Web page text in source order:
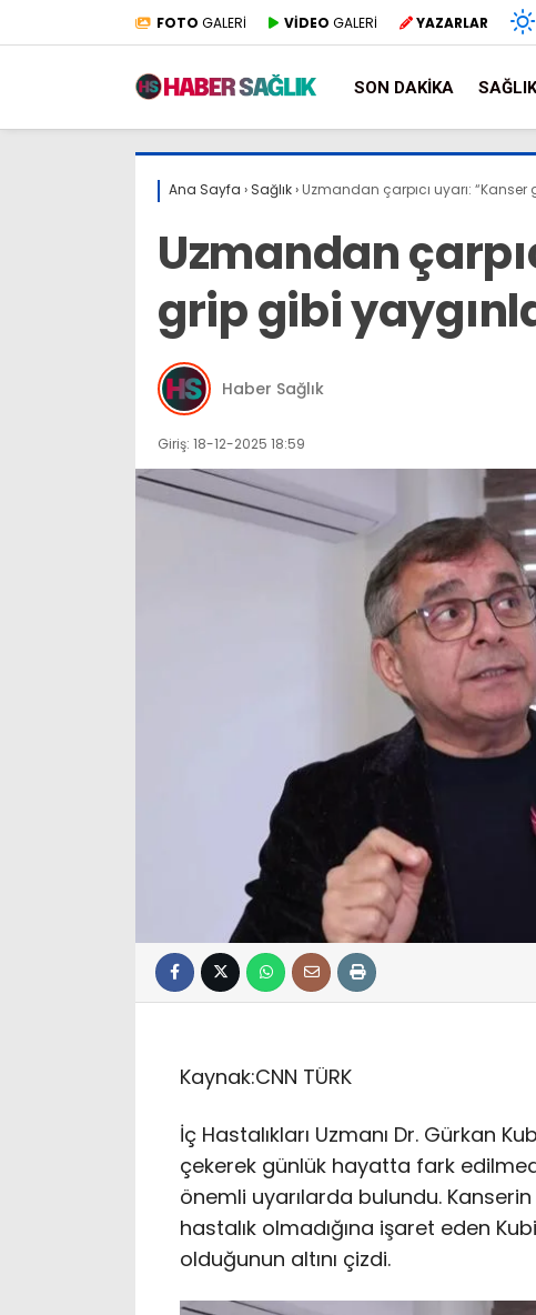
FOTO GALERİ VİDEO GALERİ YAZARLAR
SON DAKIKA SAĞLIK
Ana Sayfa › Sağlık› Uzmandan çarpıcı uyarı:
Uzmandan
grip gibi
Haber Sağlık
Giriş: 18-12-2025 18:59
Kaynak:CNN TÜRK
İç Hastalıkları Uzmanı Dr. Gürkan
çekerek günlük hayatta fark
önemli uyarılarda bulundu.
hastalık olmadığına işaret eden
olduğunun altını çizdi.